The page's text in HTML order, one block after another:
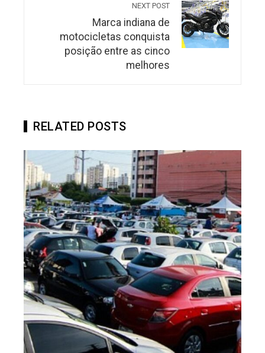
NEXT POST
Marca indiana de
motocicletas conquista
posição entre as cinco
melhores
RELATED POSTS